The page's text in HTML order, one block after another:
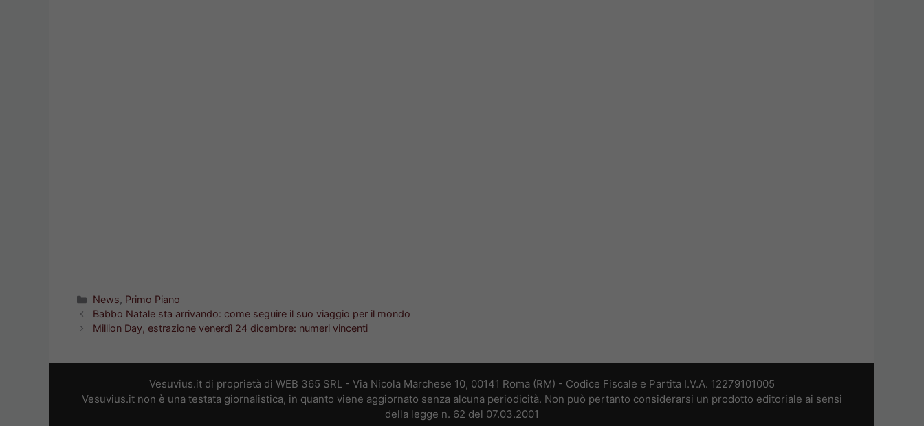
Categorie
News, Primo Piano
Babbo Natale sta arrivando: come seguire il suo viaggio per il mondo
Million Day, estrazione venerdì 24 dicembre: numeri vincenti
Vesuvius.it di proprietà di WEB 365 SRL - Via Nicola Marchese 10, 00141 Roma (RM) - Codice Fiscale e Partita I.V.A. 12279101005
Vesuvius.it non è una testata giornalistica, in quanto viene aggiornato senza alcuna periodicità. Non può pertanto considerarsi un prodotto editoriale ai sensi
della legge n. 62 del 07.03.2001